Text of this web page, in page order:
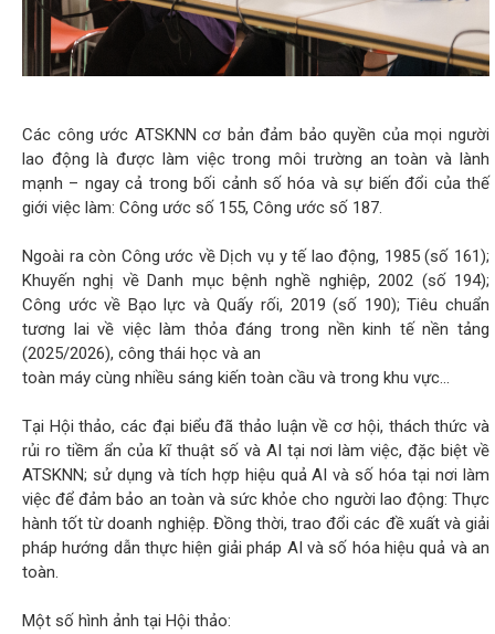
Các công ước ATSKNN cơ bản đảm bảo quyền của mọi người
lao động là được làm việc trong môi trường an toàn và lành
mạnh – ngay cả trong bối cảnh số hóa và sự biến đổi của thế
giới việc làm: Công ước số 155, Công ước số 187.
Ngoài ra còn Công ước về Dịch vụ y tế lao động, 1985 (số 161);
Khuyến nghị về Danh mục bệnh nghề nghiệp, 2002 (số 194);
Công ước về Bạo lực và Quấy rối, 2019 (số 190); Tiêu chuẩn
tương lai về việc làm thỏa đáng trong nền kinh tế nền tảng
(2025/2026), công thái học và an
toàn máy cùng nhiều sáng kiến toàn cầu và trong khu vực...
Tại Hội thảo, các đại biểu đã thảo luận về cơ hội, thách thức và
rủi ro tiềm ẩn của kĩ thuật số và AI tại nơi làm việc, đặc biệt về
ATSKNN; sử dụng và tích hợp hiệu quả AI và số hóa tại nơi làm
việc để đảm bảo an toàn và sức khỏe cho người lao động: Thực
hành tốt từ doanh nghiệp. Đồng thời, trao đổi các đề xuất và giải
pháp hướng dẫn thực hiện giải pháp AI và số hóa hiệu quả và an
toàn.
Một số hình ảnh tại Hội thảo: